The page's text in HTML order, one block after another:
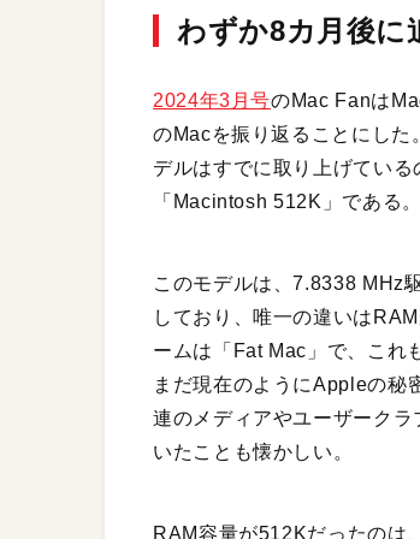
わずか8カ月後に
2024年3月号のMac Fanは
のMacを振り返ることにし
デルはすでに取り上げてい
「Macintosh 512K」である。
このモデルは、7.8338 MHz
しており、唯一の違いは
ームは「Fat Mac」で、これ
まだ現在のようにAppleの秘
連のメディアやユーザーク
いたことも懐かしい。
RAM容量が512Kだったのは